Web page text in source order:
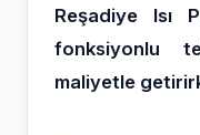
Reşadiye Isı
fonksiyonlu
maliyetle